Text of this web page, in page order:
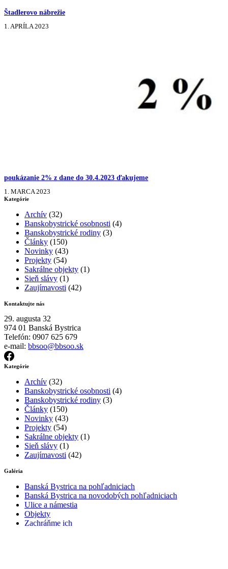
Štadlerovo nábrežie
1. APRÍLA 2023
poukázanie 2% z dane do 30.4.2023 ďakujeme
1. MARCA 2023
Kategórie
Archív (32)
Banskobystrické osobnosti (4)
Banskobystrické rodiny (3)
Články (150)
Novinky (43)
Projekty (54)
Sakrálne objekty (1)
Sieň slávy (1)
Zaujímavosti (42)
Kontaktujte nás
29. augusta 32
974 01 Banská Bystrica
Telefón: 0907 625 679
e-mail: bbsoo@bbsoo.sk
Kategórie
Archív (32)
Banskobystrické osobnosti (4)
Banskobystrické rodiny (3)
Články (150)
Novinky (43)
Projekty (54)
Sakrálne objekty (1)
Sieň slávy (1)
Zaujímavosti (42)
Galéria
Banská Bystrica na pohľadniciach
Banská Bystrica na novodobých pohľadniciach
Ulice a námestia
Objekty
Zachráňme ich